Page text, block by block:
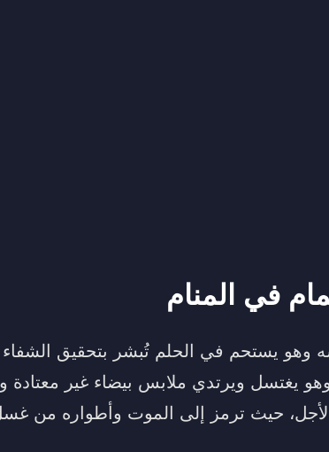
في المنام
وهو يستحم في الحلم تُبشر بتحقيق الشفاء
ويرتدي ملابس بيضاء غير معتادة
حيث ترمز إلى الموت وأطواره من